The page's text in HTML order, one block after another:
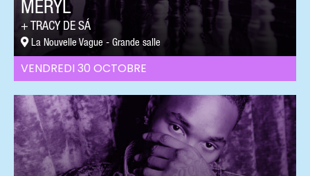
VENDREDI 30 OCTOBRE
MERYL
TRACY DE SÁ
La Nouvelle Vague - Grande salle